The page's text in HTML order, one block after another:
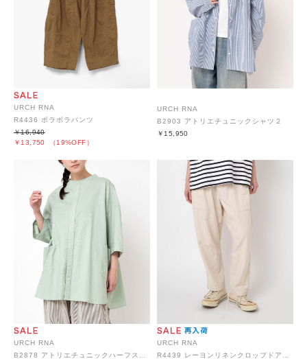
URCH RNA
R4436 ボラボラパンツ
￥13,750 （19%OFF）
￥16,940
URCH RNA
B2903 アトリエチュニックシャツ２
￥15,950
URCH RNA
URCH RNA